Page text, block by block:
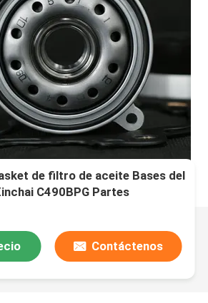
de filtro de aceite Bases del
C490BPG Partes
Contáctenos